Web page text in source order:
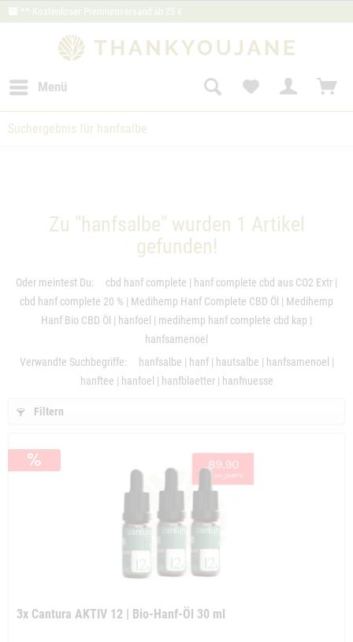
** Kostenloser Premiumversand ab 25 €
Menü
Suchergebnis für hanfsalbe
Zu "hanfsalbe" wurden 1 Artikel
gefunden!
Oder meintest Du: cbd hanf complete | hanf complete cbd aus CO2 Extr |
cbd hanf complete 20 % | Medihemp Hanf Complete CBD Öl | Medihemp
Hanf Bio CBD Öl | hanfoel | medihemp hanf complete cbd kap |
hanfsamenoel
Verwandte Suchbegriffe:
hanfsalbe | hanf| hautsalbe | hanfsamenoel |
hanftee | hanfoel | hanfblaetter| hanfnuesse
Filtern
3x Cantura AKTIV 12 | Bio-Hanf-Öl 30 ml